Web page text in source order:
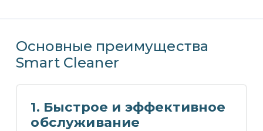
Основные преимущества
Smart Cleaner
1. Быстрое и эффективное
обслуживание